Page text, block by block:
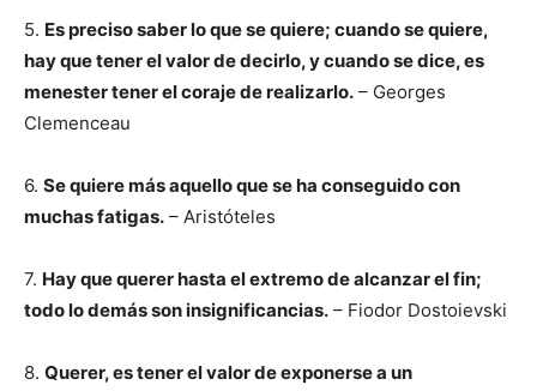
5. Es preciso saber lo que se quiere; cuando se quiere,
hay que tener el valor de decirlo, y cuando se dice, es
menester tener el coraje de realizarlo. – Georges
Clemenceau
6. Se quiere más aquello que se ha conseguido con
muchas fatigas. – Aristóteles
7. Hay que querer hasta el extremo de alcanzar el fin;
todo lo demás son insignificancias. – Fiodor Dostoievski
8. Querer, es tener el valor de exponerse a un